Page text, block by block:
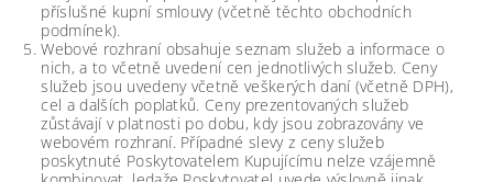
příslušné kupní smlouvy (včetně těchto obchodních
podmínek).
Webové rozhraní obsahuje seznam služeb a informace o
nich, a to včetně uvedení cen jednotlivých služeb. Ceny
služeb jsou uvedeny včetně veškerých daní (včetně DPH),
cel a dalších poplatků. Ceny prezentovaných služeb
zůstávají v platnosti po dobu, kdy jsou zobrazovány ve
webovém rozhraní. Případné slevy z ceny služeb
poskytnuté Poskytovatelem Kupujícímu nelze vzájemně